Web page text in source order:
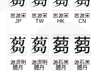
思源宋
JP
思源宋
TW
思源宋
HK
思源宋
CN
源流明
體月
源流明
體丹
源石黑
體月
源石黑
體丹